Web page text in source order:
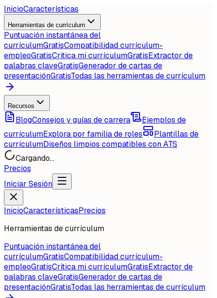
InicioCaracterísticas
Herramientas de currículum
Puntuación instantánea del
currículumGratisCompatibilidad currículum-
empleoGratisCritica mi currículumGratisExtractor de
palabras claveGratisGenerador de cartas de
presentaciónGratisTodas las herramientas de currículum
Recursos
BlogConsejos y guías de carrera
Ejemplos de
currículumExplora por familia de roles
Plantillas de
currículumDiseños limpios compatibles con ATS
Cargando...
Precios
Iniciar Sesión
InicioCaracterísticasPrecios
Herramientas de currículum
Puntuación instantánea del
currículumGratisCompatibilidad currículum-
empleoGratisCritica mi currículumGratisExtractor de
palabras claveGratisGenerador de cartas de
presentaciónGratisTodas las herramientas de currículum